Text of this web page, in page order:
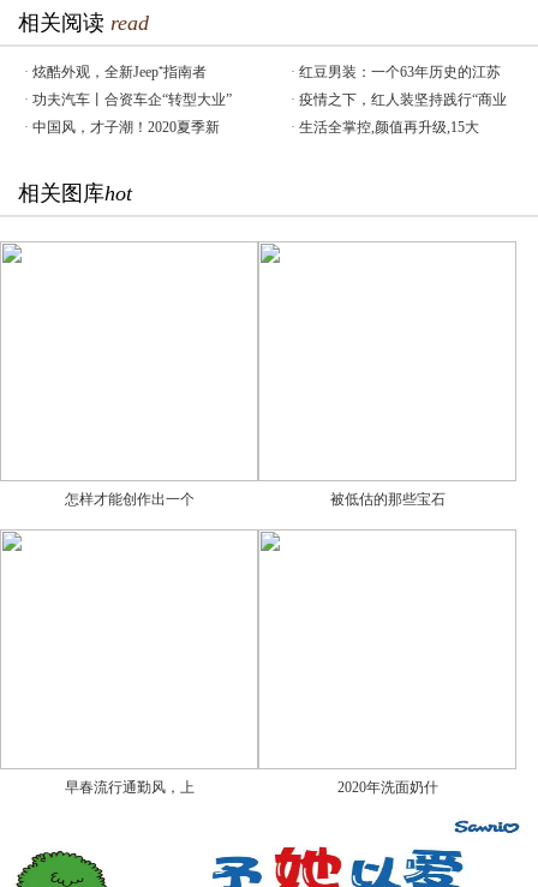
相关阅读 read
· 炫酷外观，全新Jeep⁺指南者 · 红豆男装：一个63年历史的江苏
· 功夫汽车丨合资车企“转型大业” · 疫情之下，红人装坚持践行“商业
· 中国风，才子潮！2020夏季新 · 生活全掌控,颜值再升级,15大
相关图库hot
怎样才能创作出一个 被低估的那些宝石
早春流行通勤风，上 2020年洗面奶什